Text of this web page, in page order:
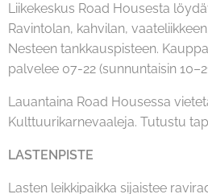
Liikekeskus Road Housesta
Ravintolan, kahvilan,
Nesteen tankkauspisteen.
palvelee 07-22 (sunnuntaisin
Lauantaina Road Housessa
Kulttuurikarnevaaleja. Tutustu
LASTENPISTE
Lasten leikkipaikka sijaistee